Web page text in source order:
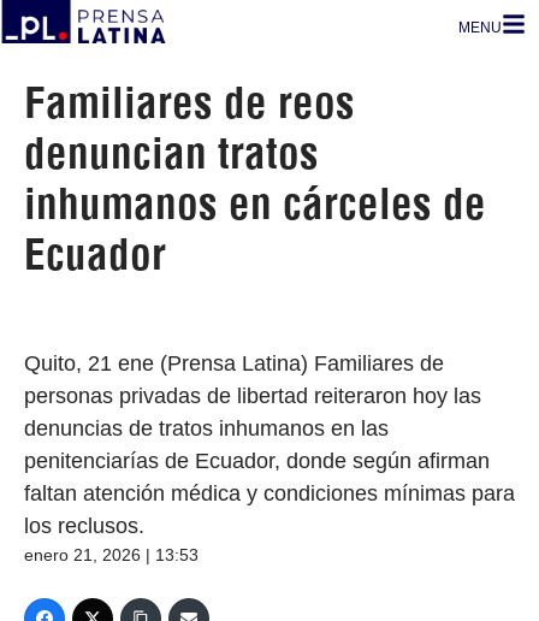
MENU
Familiares de reos
denuncian tratos
inhumanos en cárceles de
Ecuador
Quito, 21 ene (Prensa Latina) Familiares de
personas privadas de libertad reiteraron hoy las
denuncias de tratos inhumanos en las
penitenciarías de Ecuador, donde según afirman
faltan atención médica y condiciones mínimas para
los reclusos.
enero 21, 2026 | 13:53